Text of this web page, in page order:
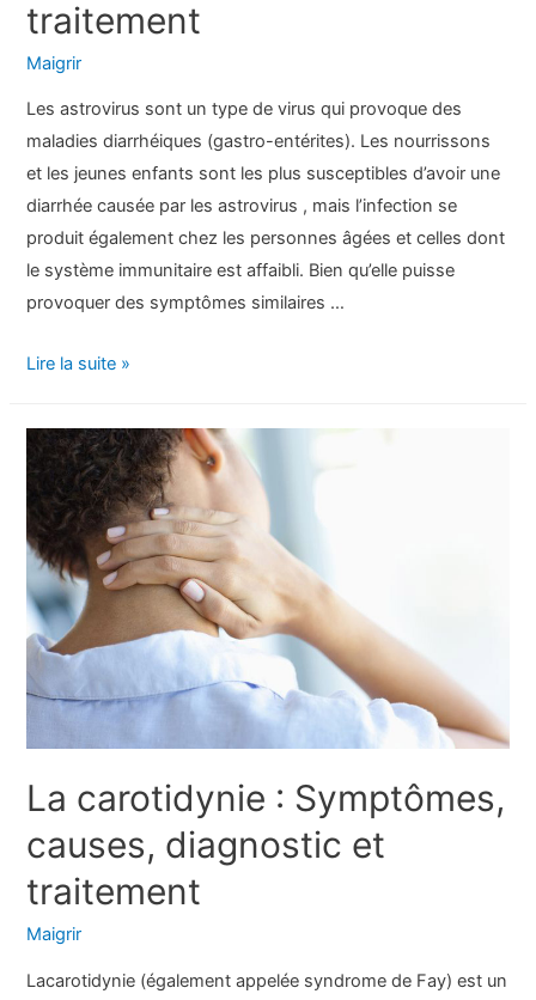
traitement
Maigrir
Les astrovirus sont un type de virus qui provoque des
maladies diarrhéiques (gastro-entérites). Les nourrissons
et les jeunes enfants sont les plus susceptibles d’avoir une
diarrhée causée par les astrovirus , mais l’infection se
produit également chez les personnes âgées et celles dont
le système immunitaire est affaibli. Bien qu’elle puisse
provoquer des symptômes similaires …
Astrovirus
Symptômes,
causes,
diagnostic
et
traitement
Lire la suite »
La carotidynie : Symptômes,
causes, diagnostic et
traitement
Maigrir
Lacarotidynie (également appelée syndrome de Fay) est un